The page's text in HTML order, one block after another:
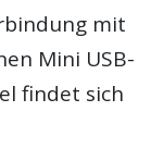
mit
Mini USB-
findet sich